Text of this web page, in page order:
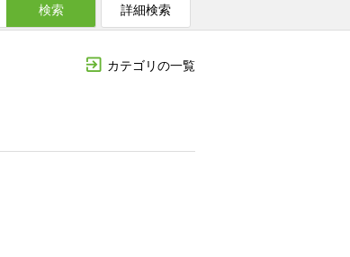
検索 詳細検索
カテゴリの一覧